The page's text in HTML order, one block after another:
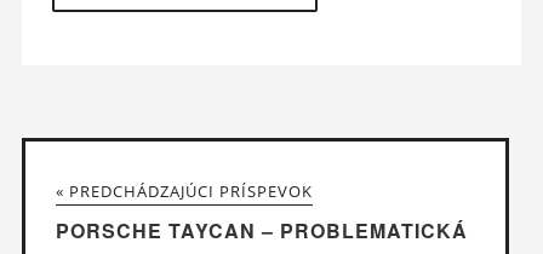
« PREDCHÁDZAJÚCI PRÍSPEVOK
PORSCHE TAYCAN – PROBLEMATICKÁ